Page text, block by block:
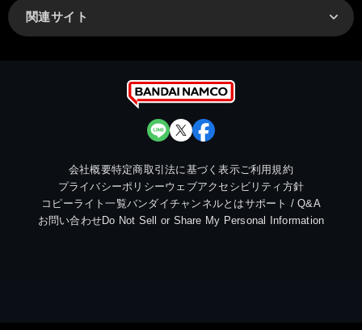
関連サイト
会社概要特定商取引法に基づく表示ご利用規約
プライバシーポリシーウェブアクセシビリティ方針
コピーライト一覧バンダイチャンネルとはサポート / Q&A
お問い合わせDo Not Sell or Share My Personal Information